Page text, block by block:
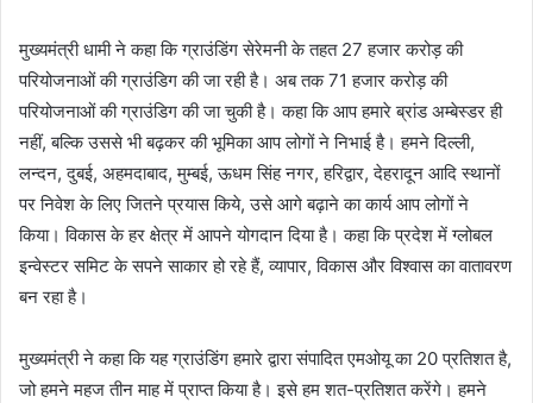
मुख्यमंत्री धामी ने कहा कि ग्राउंडिंग सेरेमनी के तहत 27 हजार करोड़ की
परियोजनाओं की ग्राउंडिग की जा रही है। अब तक 71 हजार करोड़ की
परियोजनाओं की ग्राउंडिग की जा चुकी है। कहा कि आप हमारे ब्रांड अम्बेस्डर ही
नहीं, बल्कि उससे भी बढ़कर की भूमिका आप लोगों ने निभाई है। हमने दिल्ली,
लन्दन, दुबई, अहमदाबाद, मुम्बई, ऊधम सिंह नगर, हरिद्वार, देहरादून आदि स्थानों
पर निवेश के लिए जितने प्रयास किये, उसे आगे बढ़ाने का कार्य आप लोगों ने
किया। विकास के हर क्षेत्र में आपने योगदान दिया है। कहा कि प्रदेश में ग्लोबल
इन्वेस्टर समिट के सपने साकार हो रहे हैं, व्यापार, विकास और विश्वास का वातावरण
बन रहा है।
मुख्यमंत्री ने कहा कि यह ग्राउंडिंग हमारे द्वारा संपादित एमओयू का 20 प्रतिशत है,
जो हमने महज तीन माह में प्राप्त किया है। इसे हम शत-प्रतिशत करेंगे। हमने